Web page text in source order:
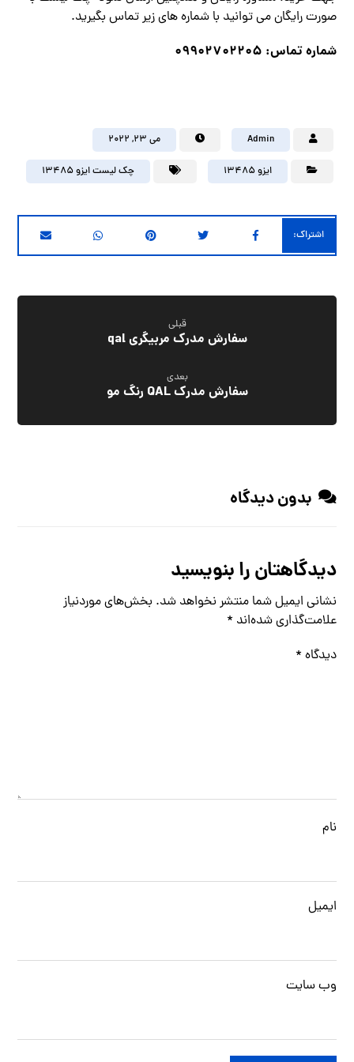
صورت رایگان می توانید با شماره های زیر تماس بگیرید.
شماره تماس: 09902702205
Admin می ۲۳, ۲۰۲۲
ایزو 13485 چک لیست ایزو 13485
قبلی
سفارش مدرک مربیگری qal
بعدی
سفارش مدرک QAL رنگ مو
بدون دیدگاه
دیدگاهتان را بنویسید
نشانی ایمیل شما منتشر نخواهد شد. بخش‌های موردنیاز
علامت‌گذاری شده‌اند *
دیدگاه *
نام
ایمیل
وب‌ سایت